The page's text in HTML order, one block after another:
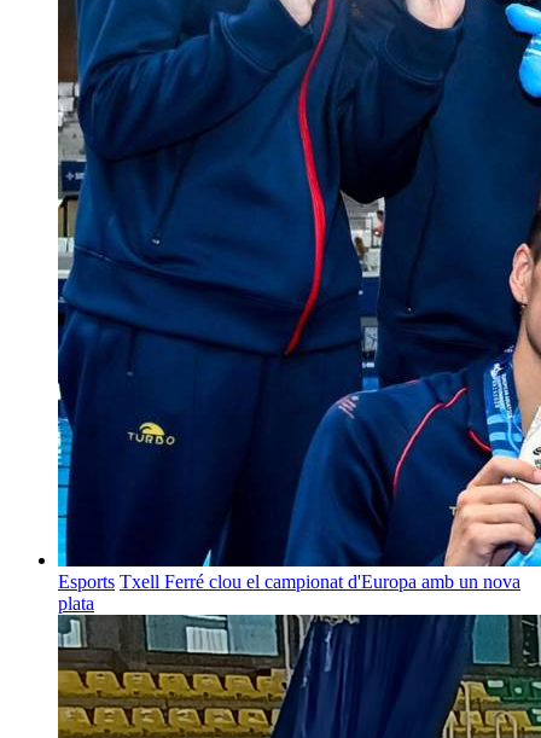
Esports Txell Ferré clou el campionat d'Europa amb un nova
plata